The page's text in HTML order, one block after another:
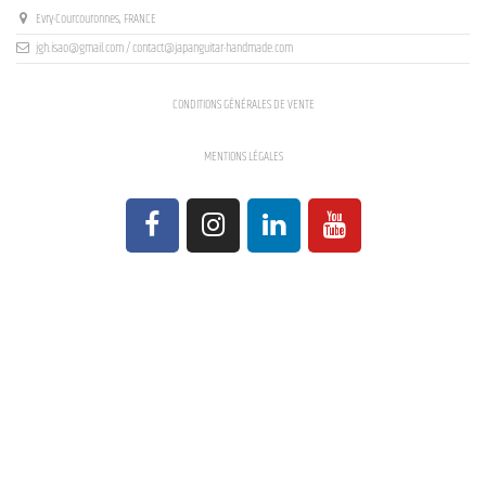
Evry-Courcouronnes, FRANCE
jgh.isao@gmail.com / contact@japanguitar-handmade.com
CONDITIONS GÉNÉRALES DE VENTE
MENTIONS LÉGALES